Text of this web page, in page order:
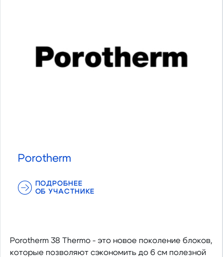
Porotherm
ПОДРОБНЕЕ
ОБ УЧАСТНИКЕ
Porotherm 38 Thermo - это новое поколение блоков,
которые позволяют сэкономить до 6 см полезной